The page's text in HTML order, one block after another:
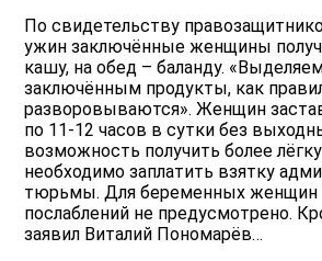
По свидетельству
ужин заключённые женщины
кашу, на обед – баланду.
заключённым продукты, как
разворовываются». Женщин
по 11-12 часов в сутки без
возможность получить более
необходимо заплатить взятку
тюрьмы. Для беременных женщин
послаблений не предусмотрено.
заявил Виталий Пономарёв…